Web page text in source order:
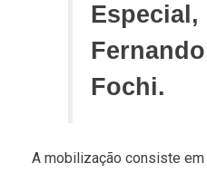
Especial,
Fochi.
A mobilização consiste